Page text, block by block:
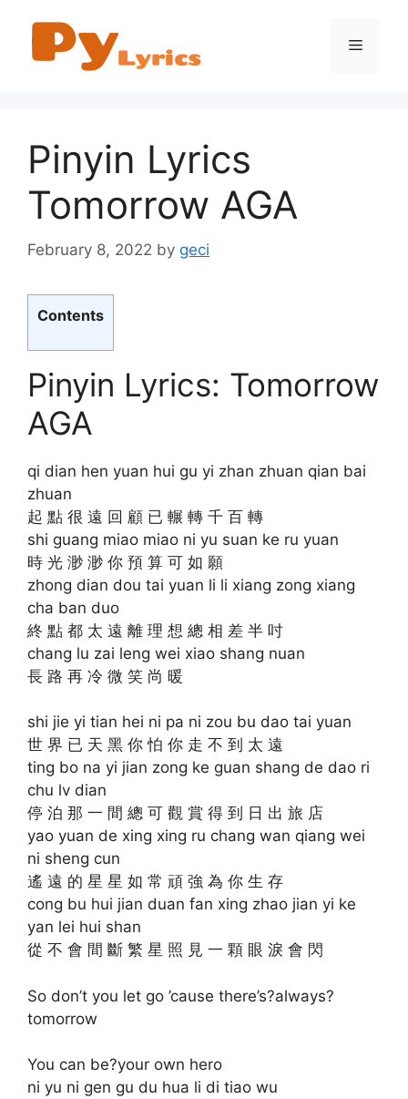
content
Menu
Pinyin Lyrics
Tomorrow AGA
February 8, 2022 by geci
Contents
Pinyin Lyrics: Tomorrow
AGA
qi dian hen yuan hui gu yi zhan zhuan qian bai
zhuan
起 點 很 遠 回 顧 已 輾 轉 千 百 轉
shi guang miao miao ni yu suan ke ru yuan
時 光 渺 渺 你 預 算 可 如 願
zhong dian dou tai yuan li li xiang zong xiang
cha ban duo
終 點 都 太 遠 離 理 想 總 相 差 半 吋
chang lu zai leng wei xiao shang nuan
長 路 再 冷 微 笑 尚 暖
shi jie yi tian hei ni pa ni zou bu dao tai yuan
世 界 已 天 黑 你 怕 你 走 不 到 太 遠
ting bo na yi jian zong ke guan shang de dao ri
chu lv dian
停 泊 那 一 間 總 可 觀 賞 得 到 日 出 旅 店
yao yuan de xing xing ru chang wan qiang wei
ni sheng cun
遙 遠 的 星 星 如 常 頑 強 為 你 生 存
cong bu hui jian duan fan xing zhao jian yi ke
yan lei hui shan
從 不 會 間 斷 繁 星 照 見 一 顆 眼 淚 會 閃
So don’t you let go ’cause there’s?always?
tomorrow
You can be?your own hero
ni yu ni gen gu du hua li di tiao wu